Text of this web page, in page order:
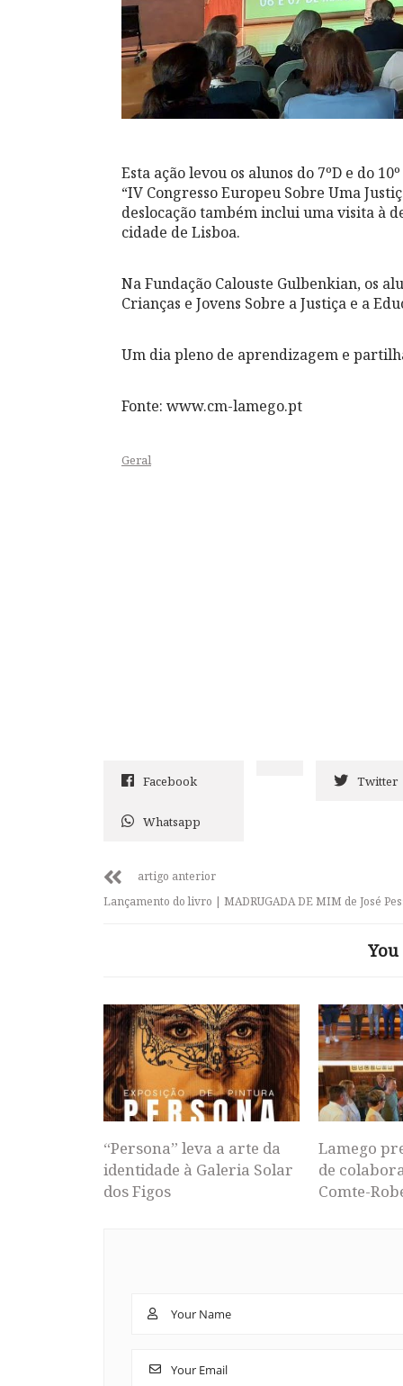
Esta ação levou os alunos do 7ºD e do
“IV Congresso Europeu Sobre Uma
deslocação também inclui uma visita à
cidade de Lisboa.
Na Fundação Calouste Gulbenkian, os
Crianças e Jovens Sobre a Justiça e a
Um dia pleno de aprendizagem e
Fonte: www.cm-lamego.pt
Geral
Facebook Twitter
Whatsapp
artigo anterior
Lançamento do livro | MADRUGADA DE MIM de José
“Persona” leva a arte da
identidade à Galeria Solar
dos Figos
Lamego
de
Comte-